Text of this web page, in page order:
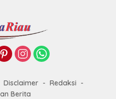
Disclaimer
Redaksi
Berita